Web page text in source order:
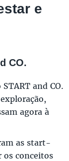
e
CO.
and CO.
agora à
as start-
os conceitos